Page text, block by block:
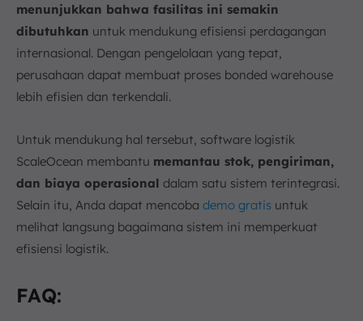
menunjukkan bahwa fasilitas ini semakin
dibutuhkan untuk mendukung efisiensi perdagangan
internasional. Dengan pengelolaan yang tepat,
perusahaan dapat membuat proses bonded warehouse
lebih efisien dan terkendali.
Untuk mendukung hal tersebut, software logistik
ScaleOcean membantu memantau stok, pengiriman,
dan biaya operasional dalam satu sistem terintegrasi.
Selain itu, Anda dapat mencoba demo gratis untuk
melihat langsung bagaimana sistem ini memperkuat
efisiensi logistik.
FAQ: